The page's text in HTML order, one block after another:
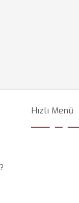
Hızlı Menü